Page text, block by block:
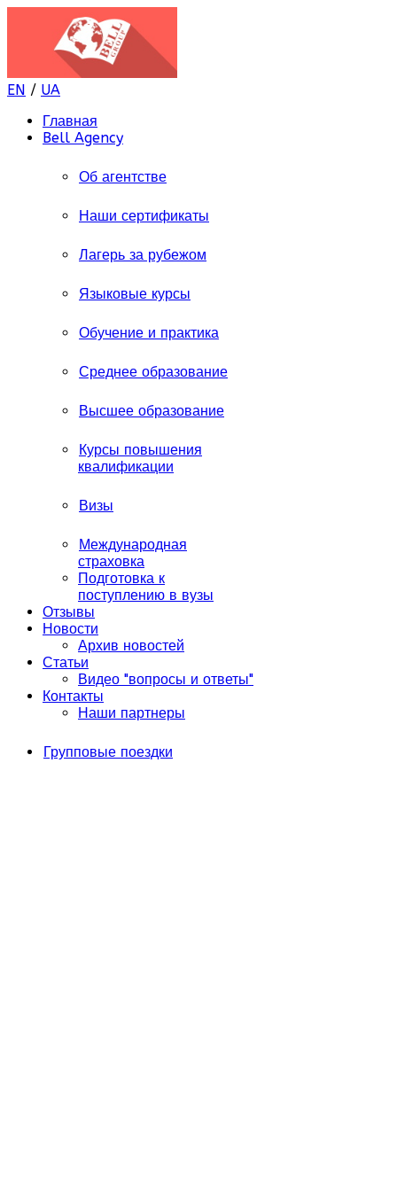
EN / UA
Главная
Bell Agency
Об агентстве
Наши сертификаты
Лагерь за рубежом
Языковые курсы
Обучение и практика
Среднее образование
Высшее образование
Курсы повышения
квалификации
Визы
Международная
страховка
Подготовка к
поступлению в вузы
Отзывы
Новости
Архив новостей
Статьи
Видео "вопросы и ответы"
Контакты
Наши партнеры
Групповые поездки